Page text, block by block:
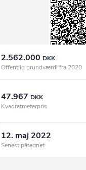
2.562.000 DKK
Offentlig grundværdi fra 2020
47.967 DKK
Kvadratmeterpris
12. maj 2022
Senest påtegnet